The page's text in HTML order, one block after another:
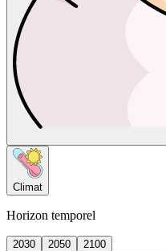
Climat
Horizon temporel
2030 2050
2100